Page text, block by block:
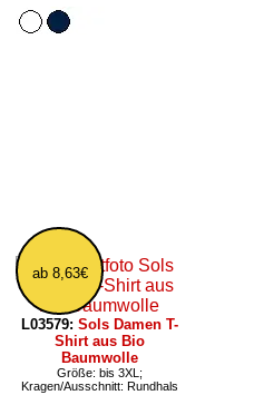
ab 8,63€
L03579: Sols Damen T-
Shirt aus Bio
Baumwolle
Größe: bis 3XL;
Kragen/Ausschnitt: Rundhals